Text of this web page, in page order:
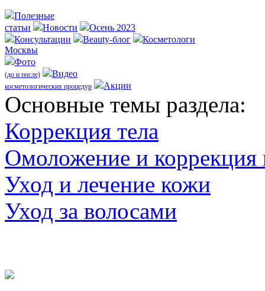
Полезные
статьи
Новости
Осень 2023
Консультации
Beauty-блог
Косметологи
Москвы
Фото
(до и после) Видео
косметологических процедур Акции
Оcновные темы раздела:
Коррекция тела
Омоложение и коррекция
Уход и лечение кожи
Уход за волосами